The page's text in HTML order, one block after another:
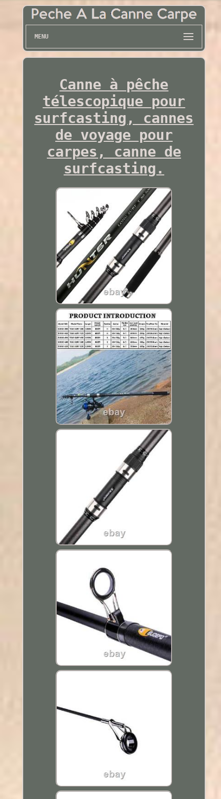
MENU
Canne à pêche
télescopique pour
surfcasting, cannes
de voyage pour
carpes, canne de
surfcasting.